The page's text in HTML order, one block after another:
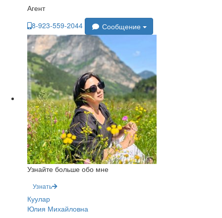
Агент
8-923-559-2044
Сообщение
Узнайте больше обо мне
Узнать
Куулар
Юлия Михайловна